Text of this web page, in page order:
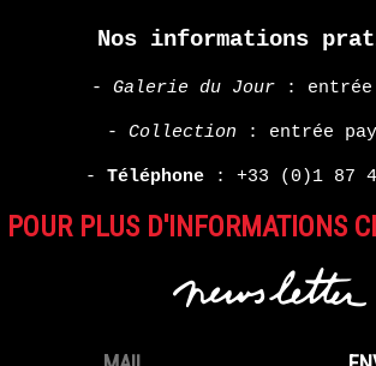
Nos informations
- Galerie du Jour:
- Collection : entrée
- Téléphone : +33 (0)1 87
POUR PLUS D'INFORMATIONS